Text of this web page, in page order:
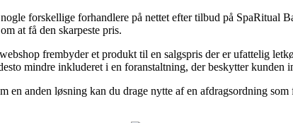
forskellige forhandlere på nettet efter tilbud på SpaRitual
at få den skarpeste pris.
frembyder et produkt til en salgspris der er ufattelig
mindre inkluderet i en foranstaltning, der beskytter kunden
en anden løsning kan du drage nytte af en afdragsordning